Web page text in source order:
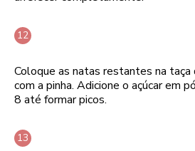
Coloque as natas restantes na taça
com a pinha. Adicione o açúcar em
8 até formar picos.